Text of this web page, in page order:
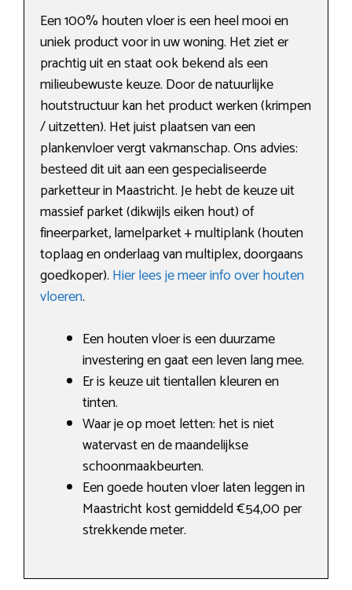
Een 100% houten vloer is een heel mooi en
uniek product voor in uw woning. Het ziet er
prachtig uit en staat ook bekend als een
milieubewuste keuze. Door de natuurlijke
houtstructuur kan het product werken (krimpen
/ uitzetten). Het juist plaatsen van een
plankenvloer vergt vakmanschap. Ons advies:
besteed dit uit aan een gespecialiseerde
parketteur in Maastricht. Je hebt de keuze uit
massief parket (dikwijls eiken hout) of
fineerparket, lamelparket + multiplank (houten
toplaag en onderlaag van multiplex, doorgaans
goedkoper). Hier lees je meer info over houten
vloeren.
Een houten vloer is een duurzame
investering en gaat een leven lang mee.
Er is keuze uit tientallen kleuren en
tinten.
Waar je op moet letten: het is niet
watervast en de maandelijkse
schoonmaakbeurten.
Een goede houten vloer laten leggen in
Maastricht kost gemiddeld €54,00 per
strekkende meter.